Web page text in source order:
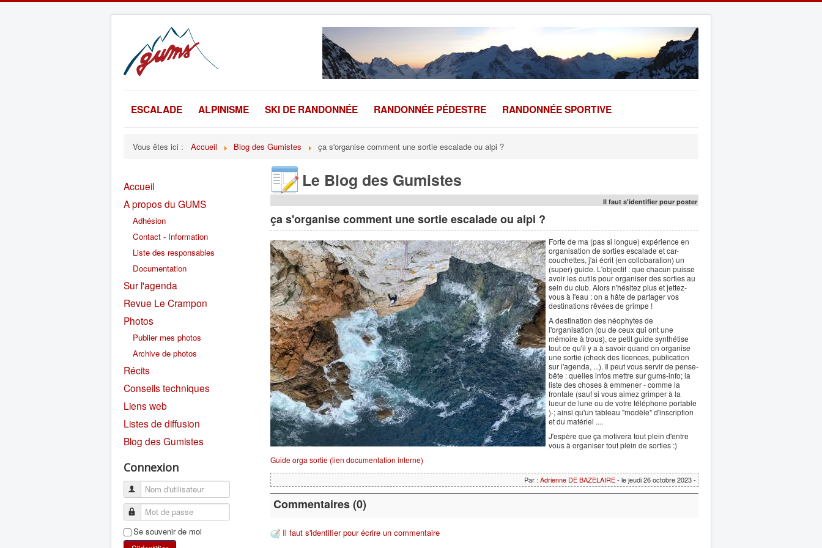
ESCALADE ALPINISME SKI DE RANDONNÉE RANDONNÉE PÉDESTRE RANDONNÉE SPORTIVE
Vous êtes ici : Accueil Blog des Gumistes ça s'organise comment une sortie escalade ou alpi ?
Accueil
A propos du GUMS
Adhésion
Contact - Information
Liste des responsables
Documentation
Sur l'agenda
Revue Le Crampon
Photos
Publier mes photos
Archive de photos
Récits
Conseils techniques
Liens web
Listes de diffusion
Blog des Gumistes
Connexion
Se souvenir de moi
Le Blog des Gumistes
Il faut s'identifier pour poster
ça s'organise comment une sortie escalade ou alpi ?
Forte de ma (pas si longue) expérience en
organisation de sorties escalade et car-
couchettes, j'ai écrit (en collobaration) un
(super) guide. L'objectif : que chacun puisse
avoir les outils pour organiser des sorties au
sein du club. Alors n'hésitez plus et jettez-
vous à l'eau : on a hâte de partager vos
destinations rêvées de grimpe !
A destination des néophytes de
l'organisation (ou de ceux qui ont une
mémoire à trous), ce petit guide synthétise
tout ce qu'il y a à savoir quand on organise
une sortie (check des licences, publication
sur l'agenda, ...). Il peut vous servir de pense-
bête : quelles infos mettre sur gums-info; la
liste des choses à emmener - comme la
frontale (sauf si vous aimez grimper à la
lueur de lune ou de votre téléphone portable
)-; ainsi qu'un tableau "modèle" d'inscription
et du matériel ....
J'espère que ça motivera tout plein d'entre
vous à organiser tout plein de sorties :)
Guide orga sortie (lien documentation interne)
Par : Adrienne DE BAZELAIRE- le jeudi 26 octobre 2023 -
Commentaires (0)
Il faut s'identifier pour écrire un commentaire